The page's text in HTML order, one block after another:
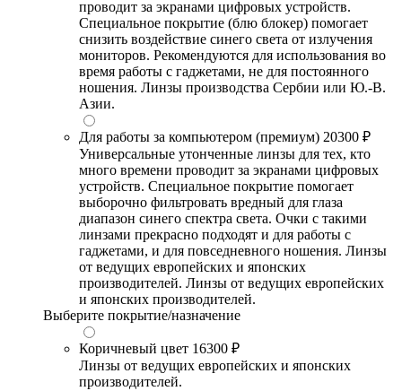
проводит за экранами цифровых устройств.
Специальное покрытие (блю блокер) помогает
снизить воздействие синего света от излучения
мониторов. Рекомендуются для использования во
время работы с гаджетами, не для постоянного
ношения. Линзы производства Сербии или Ю.-В.
Азии.
Для работы за компьютером (премиум) 20300 ₽
Универсальные утонченные линзы для тех, кто
много времени проводит за экранами цифровых
устройств. Специальное покрытие помогает
выборочно фильтровать вредный для глаза
диапазон синего спектра света. Очки с такими
линзами прекрасно подходят и для работы с
гаджетами, и для повседневного ношения. Линзы
от ведущих европейских и японских
производителей. Линзы от ведущих европейских
и японских производителей.
Выберите покрытие/назначение
Коричневый цвет 16300 ₽
Линзы от ведущих европейских и японских
производителей.